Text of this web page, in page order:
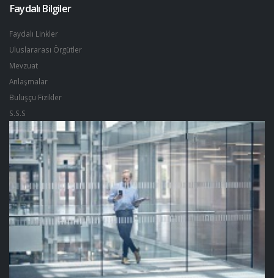
Faydalı Bilgiler
Faydalı Linkler
Uluslararası Örgütler
Mevzuat
Anlaşmalar
Buluşçu Fizikler
S.S.S